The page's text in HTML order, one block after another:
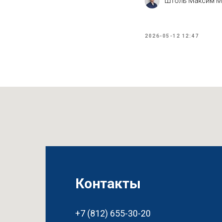
2026-05-12 12:47
Контакты
+7 (812) 655-30-20